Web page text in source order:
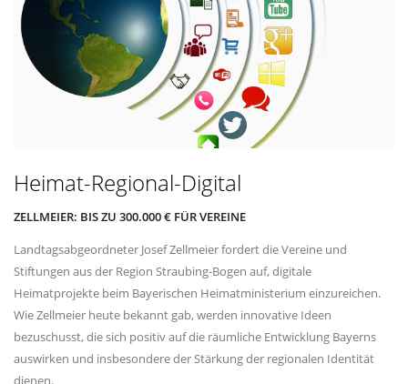
Heimat-Regional-Digital
ZELLMEIER: BIS ZU 300.000 € FÜR VEREINE
Landtagsabgeordneter Josef Zellmeier fordert die Vereine und
Stiftungen aus der Region Straubing-Bogen auf, digitale
Heimatprojekte beim Bayerischen Heimatministerium einzureichen.
Wie Zellmeier heute bekannt gab, werden innovative Ideen
bezuschusst, die sich positiv auf die räumliche Entwicklung Bayerns
auswirken und insbesondere der Stärkung der regionalen Identität
dienen.